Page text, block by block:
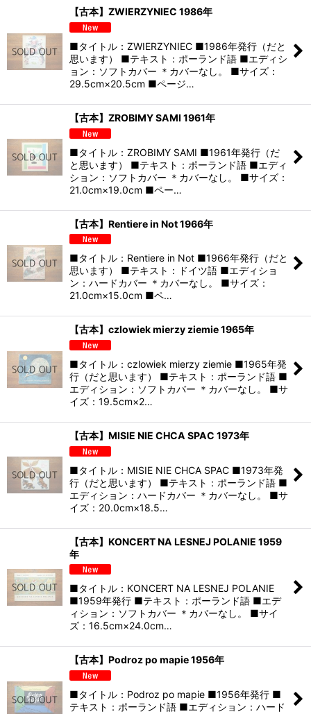
【古本】ZWIERZYNIEC 1986年
■タイトル：ZWIERZYNIEC ■1986年発行（だと
思います） ■テキスト：ポーランド語 ■エディシ
ョン：ソフトカバー ＊カバーなし。 ■サイズ：
29.5cm×20.5cm ■ページ…
【古本】ZROBIMY SAMI 1961年
■タイトル：ZROBIMY SAMI ■1961年発行（だ
と思います） ■テキスト：ポーランド語 ■エディ
ション：ソフトカバー ＊カバーなし。 ■サイズ：
21.0cm×19.0cm ■ペー…
【古本】Rentiere in Not 1966年
■タイトル：Rentiere in Not ■1966年発行（だと
思います） ■テキスト：ドイツ語 ■エディショ
ン：ハードカバー ＊カバーなし。 ■サイズ：
21.0cm×15.0cm ■ペ…
【古本】czlowiek mierzy ziemie 1965年
■タイトル：czlowiek mierzy ziemie ■1965年発
行（だと思います） ■テキスト：ポーランド語 ■
エディション：ソフトカバー ＊カバーなし。 ■サ
イズ：19.5cm×2…
【古本】MISIE NIE CHCA SPAC 1973年
■タイトル：MISIE NIE CHCA SPAC ■1973年発
行（だと思います） ■テキスト：ポーランド語 ■
エディション：ハードカバー ＊カバーなし。 ■サ
イズ：20.0cm×18.5…
【古本】KONCERT NA LESNEJ POLANIE 1959
年
■タイトル：KONCERT NA LESNEJ POLANIE
■1959年発行 ■テキスト：ポーランド語 ■エデ
ィション：ソフトカバー ＊カバーなし。 ■サイ
ズ：16.5cm×24.0cm…
【古本】Podroz po mapie 1956年
■タイトル：Podroz po mapie ■1956年発行 ■
テキスト：ポーランド語 ■エディション：ハード